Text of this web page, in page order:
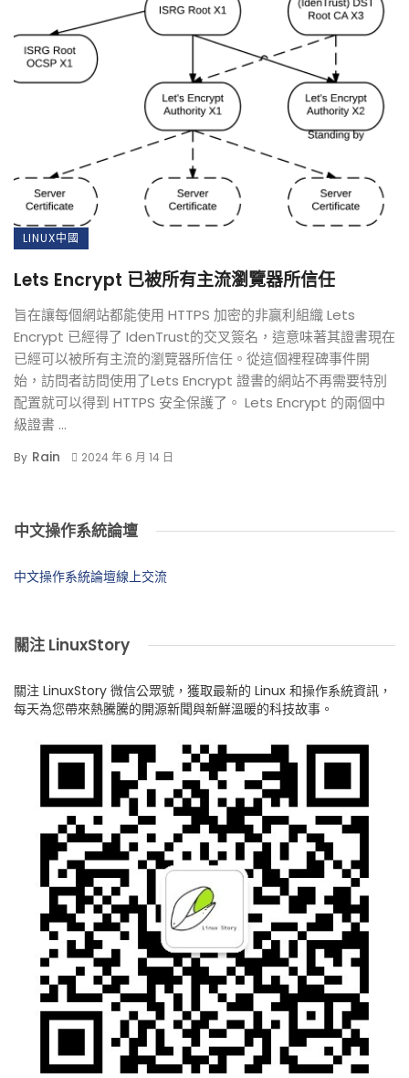
LINUX中國
Lets Encrypt 已被所有主流瀏覽器所信任
旨在讓每個網站都能使用 HTTPS 加密的非贏利組織 Lets
Encrypt 已經得了 IdenTrust的交叉簽名，這意味著其證書現在
已經可以被所有主流的瀏覽器所信任。從這個裡程碑事件開
始，訪問者訪問使用了Lets Encrypt 證書的網站不再需要特別
配置就可以得到 HTTPS 安全保護了。 Lets Encrypt 的兩個中
級證書 ...
By Rain 2024 年 6 月 14 日
中文操作系統論壇
中文操作系統論壇線上交流
關注 LinuxStory
關注 LinuxStory 微信公眾號，獲取最新的 Linux 和操作系統資訊，
每天為您帶來熱騰騰的開源新聞與新鮮溫暖的科技故事。